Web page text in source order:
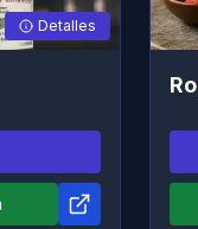
Detalles